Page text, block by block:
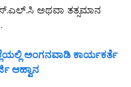
ಅಥವಾ ತತ್ಸಮಾನ
ಅಂಗನವಾಡಿ ಕಾರ್ಯಕರ್ತೆ
ಆಹ್ವಾನ